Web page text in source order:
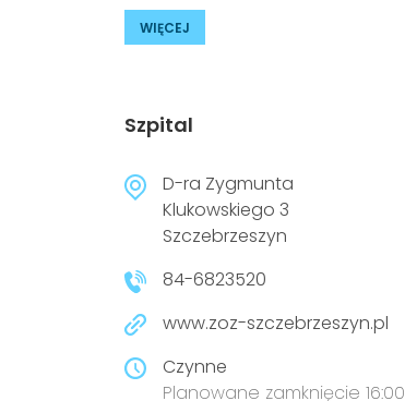
WIĘCEJ
Szpital
D-ra Zygmunta
Klukowskiego 3
Szczebrzeszyn
84-6823520
www.zoz-szczebrzeszyn.pl
Czynne
Planowane zamknięcie 16:00